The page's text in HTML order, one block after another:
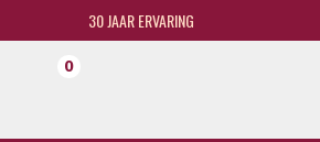
30 JAAR ERVARING
0